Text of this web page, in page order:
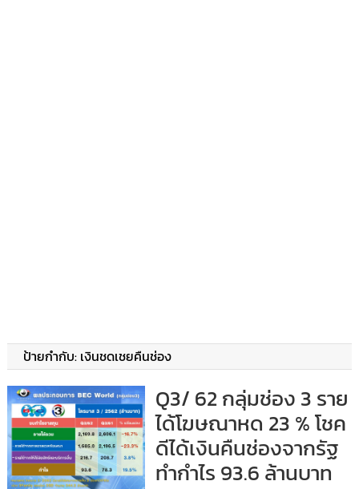
ป้ายกำกับ: เงินชดเชยคืนช่อง
Q3/ 62 กลุ่มช่อง 3 ราย
ได้โฆษณาหด 23 % โชค
ดีได้เงินคืนช่องจากรัฐ
ทำกำไร 93.6 ล้านบาท